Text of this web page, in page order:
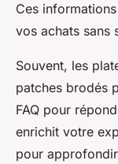
Ces
vos achats sans
Souvent, les
patches brodés
FAQ pour
enrichit votre
pour